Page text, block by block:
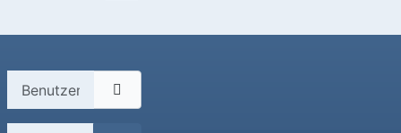
Benutzername